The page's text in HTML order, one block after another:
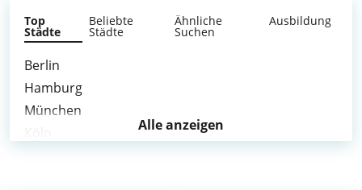
Top
Städte
Beliebte
Städte
Ähnliche
Suchen
Ausbildung
Berlin
Hamburg
München
Alle anzeigen